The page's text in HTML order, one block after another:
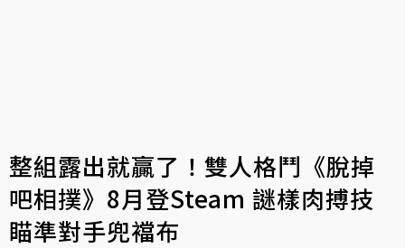
整組露出就贏了！雙人格鬥《脫掉
吧相撲》8月登Steam 謎樣肉搏技
瞄準對手兜襠布